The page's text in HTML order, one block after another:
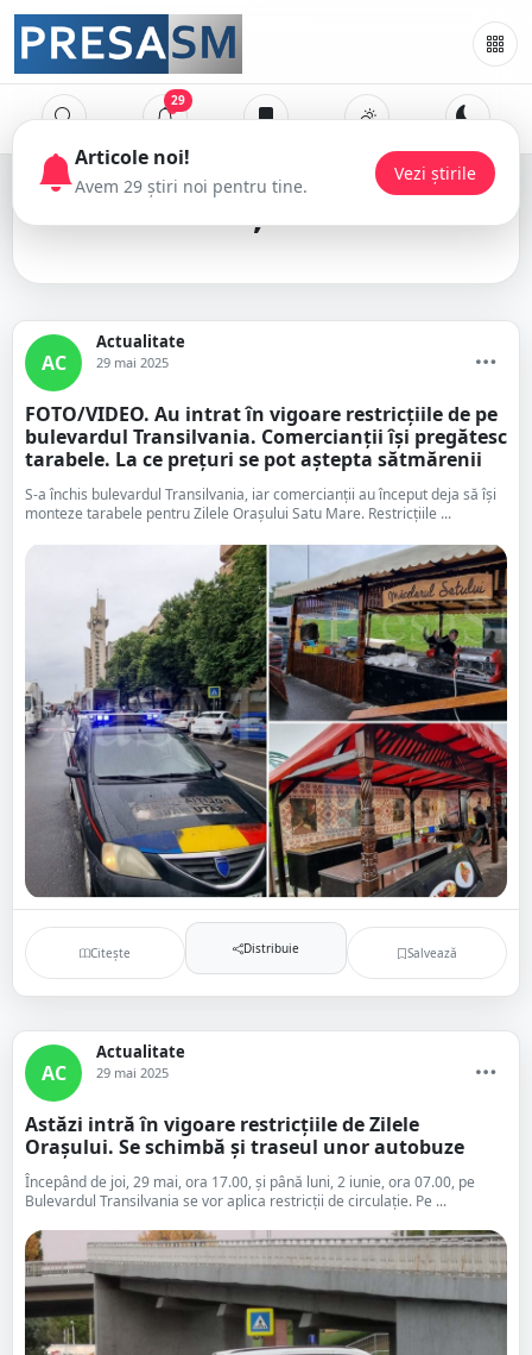
29
restricții de trafic
AC
Actualitate
29 mai 2025
FOTO/VIDEO. Au intrat în vigoare restricțiile de pe
bulevardul Transilvania. Comercianții își pregătesc
tarabele. La ce prețuri se pot aștepta sătmărenii
S-a închis bulevardul Transilvania, iar comercianții au început deja să își
monteze tarabele pentru Zilele Orașului Satu Mare. Restricțiile ...
Citește Distribuie Salvează
AC
Actualitate
29 mai 2025
Astăzi intră în vigoare restricțiile de Zilele
Orașului. Se schimbă și traseul unor autobuze
Începând de joi, 29 mai, ora 17.00, și până luni, 2 iunie, ora 07.00, pe
Bulevardul Transilvania se vor aplica restricții de circulație. Pe ...